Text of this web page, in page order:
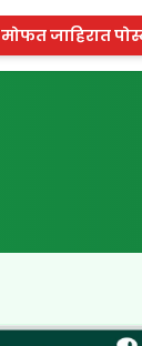
मोफत जाहिरात